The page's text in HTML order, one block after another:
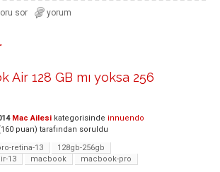
Air 128 GB mı yoksa 256
Mac Ailesi kategorisinde innuendo
160 puan) tarafından soruldu
retina-13
128gb-256gb
13
macbook macbook-pro